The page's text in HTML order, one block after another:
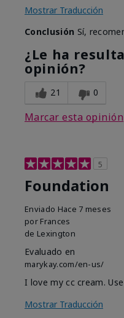
Mostrar Traducción
Conclusión Sí,
¿Le ha
opinión?
21 0
Marcar esta opinión
5
Foundation
Enviado Hace 7 meses
por Frances
de Lexington
Evaluado en
marykay.com/en-us/
I love my cc cream.
Mostrar Traducción